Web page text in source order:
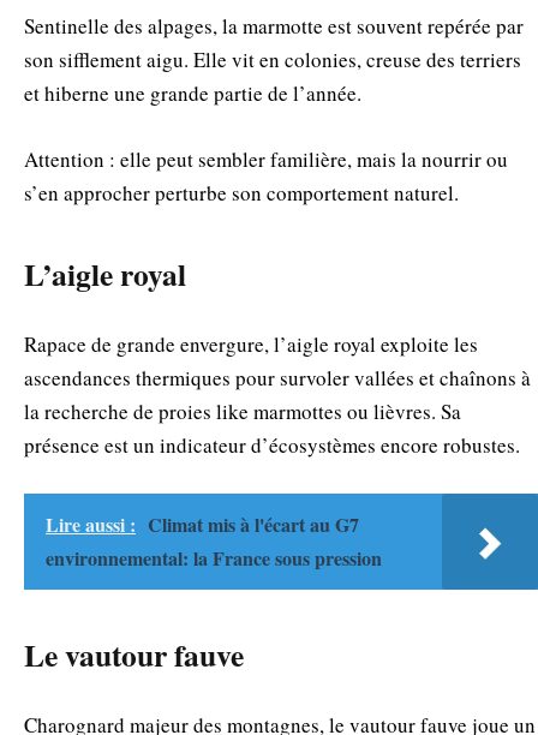
Sentinelle des alpages, la marmotte est souvent repérée par
son sifflement aigu. Elle vit en colonies, creuse des terriers
et hiberne une grande partie de l’année.
Attention : elle peut sembler familière, mais la nourrir ou
s’en approcher perturbe son comportement naturel.
L’aigle royal
Rapace de grande envergure, l’aigle royal exploite les
ascendances thermiques pour survoler vallées et chaînons à
la recherche de proies like marmottes ou lièvres. Sa
présence est un indicateur d’écosystèmes encore robustes.
Lire aussi : Climat mis à l'écart au G7
environnemental: la France sous pression
Le vautour fauve
Charognard majeur des montagnes, le vautour fauve joue un